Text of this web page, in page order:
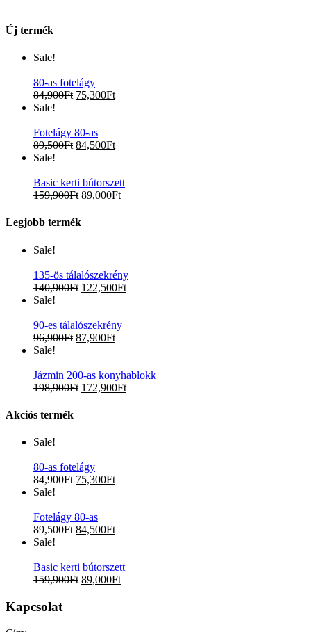
Új termék
Sale!
80-as fotelágy
84,900Ft 75,300Ft
Sale!
Fotelágy 80-as
89,500Ft 84,500Ft
Sale!
Basic kerti bútorszett
159,900Ft 89,000Ft
Legjobb termék
Sale!
135-ös tálalószekrény
140,900Ft 122,500Ft
Sale!
90-es tálalószekrény
96,900Ft 87,900Ft
Sale!
Jázmin 200-as konyhablokk
198,900Ft 172,900Ft
Akciós termék
Sale!
80-as fotelágy
84,900Ft 75,300Ft
Sale!
Fotelágy 80-as
89,500Ft 84,500Ft
Sale!
Basic kerti bútorszett
159,900Ft 89,000Ft
Kapcsolat